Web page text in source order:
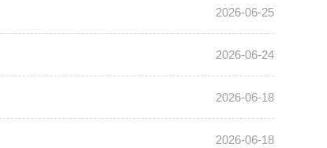
2026-06-25
2026-06-24
2026-06-18
2026-06-18